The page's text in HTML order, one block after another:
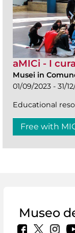
aMICi - I
Musei in
01/09/2023 - 31/
Educational
Free with
Museo